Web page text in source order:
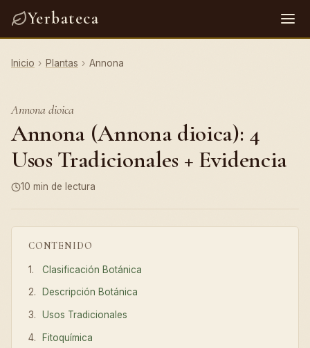
Yerbateca
Inicio › Plantas › Annona
Annona dioica
Annona (Annona dioica): 4
Usos Tradicionales + Evidencia
10 min de lectura
CONTENIDO
Clasificación Botánica
Descripción Botánica
Usos Tradicionales
Fitoquímica